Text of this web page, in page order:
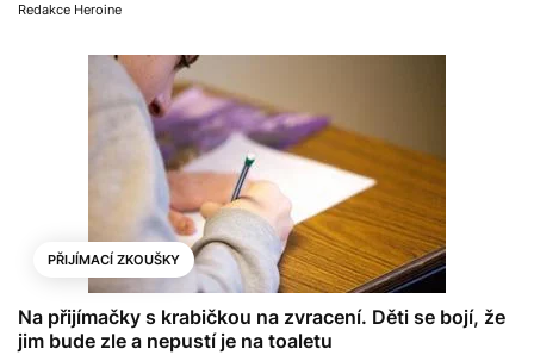
Redakce Heroine
PŘIJÍMACÍ ZKOUŠKY
Na přijímačky s krabičkou na zvracení. Děti se bojí, že
jim bude zle a nepustí je na toaletu